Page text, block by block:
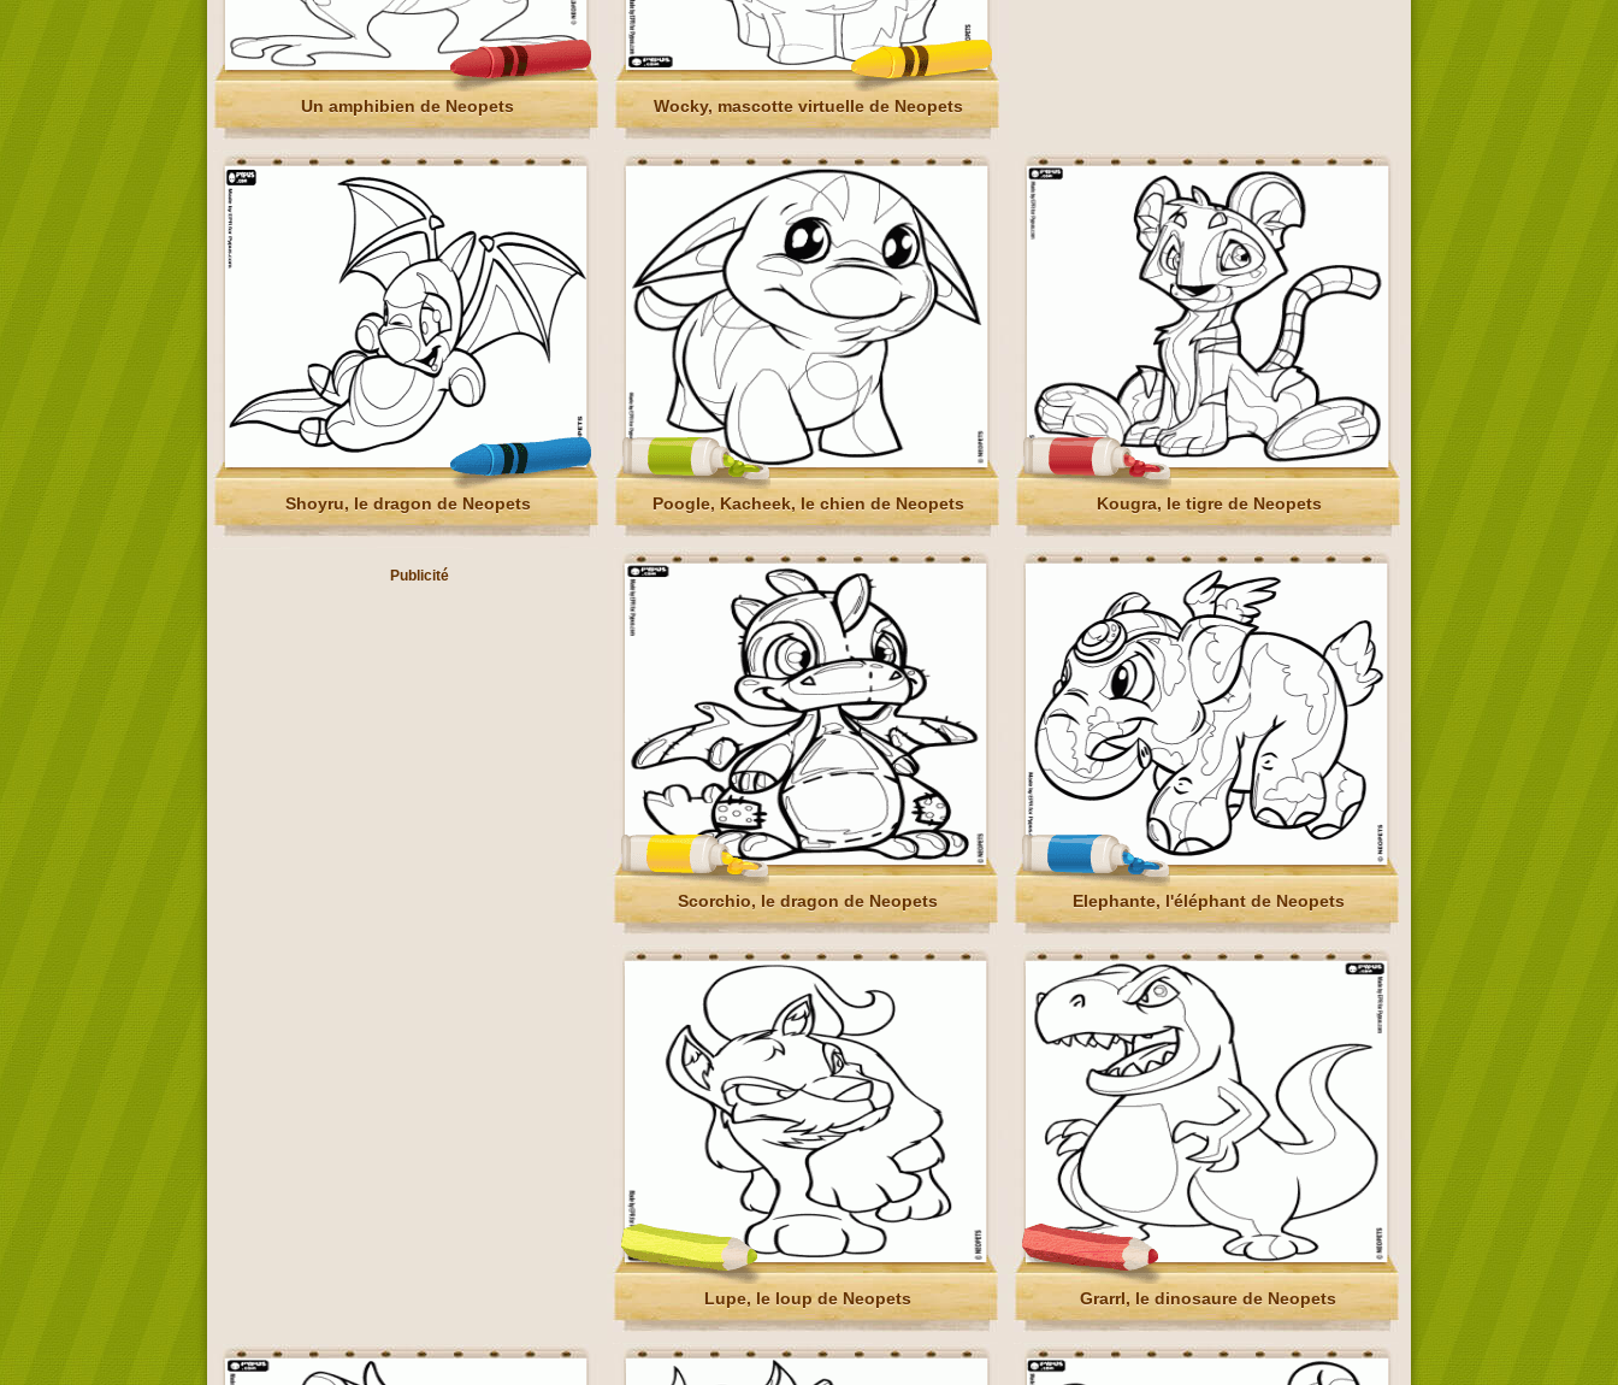
Un amphibien de Neopets Wocky, mascotte virtuelle de Neopets
Shoyru, le dragon de Neopets Poogle, Kacheek, le chien de Neopets Kougra, le tigre de Neopets
Publicité
Scorchio, le dragon de Neopets Elephante, l'éléphant de Neopets
Lupe, le loup de Neopets Grarrl, le dinosaure de Neopets